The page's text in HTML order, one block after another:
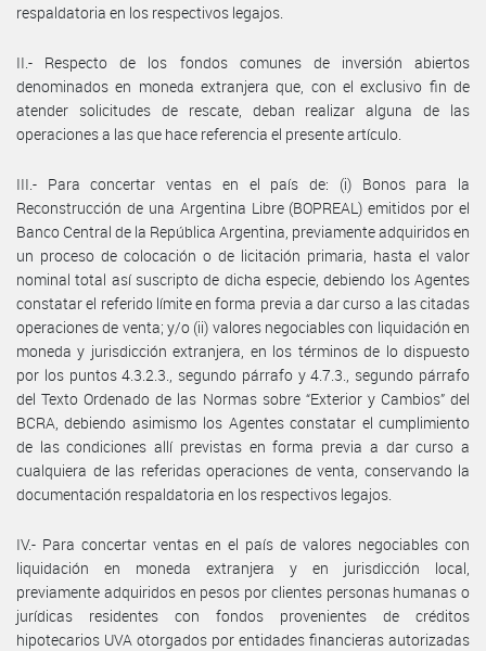
respaldatoria en los respectivos legajos.
II.- Respecto de los fondos comunes de inversión abiertos
denominados en moneda extranjera que, con el exclusivo fin de
atender solicitudes de rescate, deban realizar alguna de las
operaciones a las que hace referencia el presente artículo.
III.- Para concertar ventas en el país de: (i) Bonos para la
Reconstrucción de una Argentina Libre (BOPREAL) emitidos por el
Banco Central de la República Argentina, previamente adquiridos en
un proceso de colocación o de licitación primaria, hasta el valor
nominal total así suscripto de dicha especie, debiendo los Agentes
constatar el referido límite en forma previa a dar curso a las citadas
operaciones de venta; y/o (ii) valores negociables con liquidación en
moneda y jurisdicción extranjera, en los términos de lo dispuesto
por los puntos 4.3.2.3., segundo párrafo y 4.7.3., segundo párrafo
del Texto Ordenado de las Normas sobre “Exterior y Cambios” del
BCRA, debiendo asimismo los Agentes constatar el cumplimiento
de las condiciones allí previstas en forma previa a dar curso a
cualquiera de las referidas operaciones de venta, conservando la
documentación respaldatoria en los respectivos legajos.
IV.- Para concertar ventas en el país de valores negociables con
liquidación en moneda extranjera y en jurisdicción local,
previamente adquiridos en pesos por clientes personas humanas o
jurídicas residentes con fondos provenientes de créditos
hipotecarios UVA otorgados por entidades financieras autorizadas